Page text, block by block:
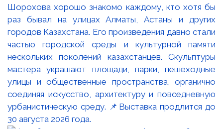
Шорохова хорошо знакомо каждому, кто хотя бы
раз бывал на улицах Алматы, Астаны и других
городов Казахстана. Его произведения давно стали
частью городской среды и культурной памяти
нескольких поколений казахстанцев. Скульптуры
мастера украшают площади, парки, пешеходные
улицы и общественные пространства, органично
соединяя искусство, архитектуру и повседневную
урбанистическую среду. 📌Выставка продлится до
30 августа 2026 года.